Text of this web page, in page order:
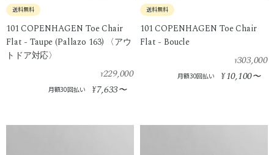
送料無料
101 COPENHAGEN Toe Chair
Flat - Taupe (Pallazo 163) 〈アウ
トドア対応〉
¥229,000
月額30回払い ¥7,633〜
送料無料
101 COPENHAGEN Toe Chair
Flat - Boucle
¥303,000
月額30回払い ¥10,100〜